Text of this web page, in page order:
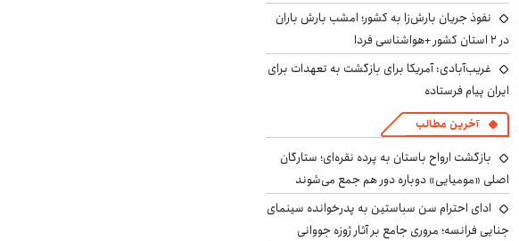
نفوذ جریان بارش‌زا به کشور؛ امشب بارش باران
در ۲ استان کشور +هواشناسی فردا
غریب‌آبادی: آمریکا برای بازگشت به تعهدات برای
ایران پیام فرستاده
آخرین مطالب
بازگشت ارواح باستان به پرده نقره‌ای؛ ستارگان
اصلی «مومیایی» دوباره دور هم جمع می‌شوند
ادای احترام سن سباستین به پدرخوانده سینمای
جنایی فرانسه؛ مروری جامع بر آثار ژوزه جووانی